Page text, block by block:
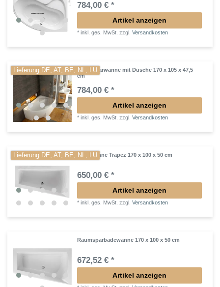
784,00 € *
Artikel anzeigen
*inkl. ges. MwSt. zzgl.Versandkosten
Lieferung DE, AT, BE, NL, LURaumsparwanne mit Dusche 170 x 105 x 47,5
cm
784,00 € *
Artikel anzeigen
*inkl. ges. MwSt. zzgl.Versandkosten
Lieferung DE, AT, BE, NL, LUBadewanne Trapez 170 x 100 x 50 cm
650,00 € *
Artikel anzeigen
*inkl. ges. MwSt. zzgl.Versandkosten
Raumsparbadewanne 170 x 100 x 50 cm
672,52 € *
Artikel anzeigen